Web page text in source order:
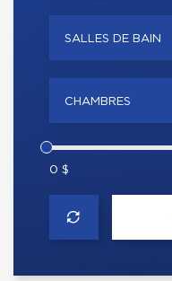
SALLES DE BAIN
CHAMBRES
0 $